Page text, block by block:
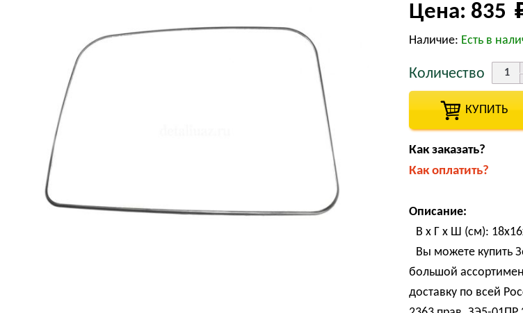
Цена: 835
Наличие: Есть в
Количество
КУПИТЬ
Как заказать?
Как оплатить?
Описание:
В х Г х Ш (см):
Вы можете купить
большой
доставку по всей